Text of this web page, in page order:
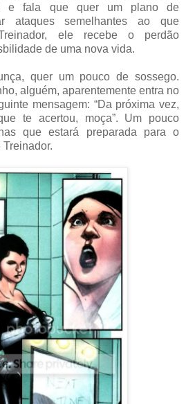
e fala que quer um plano de
ataques semelhantes ao que
ele recebe o perdão
de uma nova vida.
quer um pouco de sossego.
alguém, aparentemente entra no
mensagem: “Da próxima vez,
te acertou, moça”. Um pouco
que estará preparada para o